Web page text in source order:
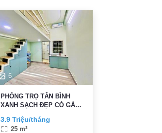
6
PHỎNG TRỌ TÂN BÌNH
XANH SẠCH ĐẸP CÓ GÁC
3.9 Triệu/tháng
25 m²